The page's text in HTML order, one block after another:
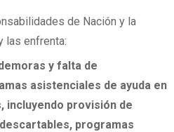
de Nación y la
las enfrenta:
y falta de
asistenciales de ayuda en
incluyendo provisión de
programas